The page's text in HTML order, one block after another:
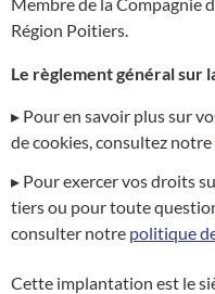
Région Poitiers
Le règlement général sur
▸ Pour en savoir plus sur
de cookies, consultez notre
▸ Pour exercer vos droits
tiers ou pour toute
consulter notre politique
Cette implantation est le